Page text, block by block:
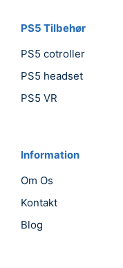
PS5 Tilbehør
PS5 cotroller
PS5 headset
PS5 VR
Information
Om Os
Kontakt
Blog